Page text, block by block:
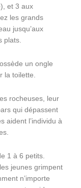
et 3 aux
les grands
jusqu’aux
plats.
un ongle
la toilette.
rocheuses, leur
qui dépassent
aident l’individu à
1 à 6 petits.
jeunes grimpent
n’importe